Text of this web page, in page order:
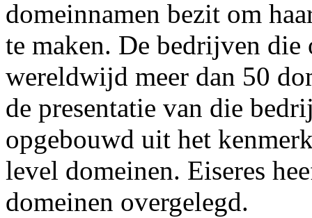
domeinnamen bezit om
te maken. De bedrijven
wereldwijd meer dan 50
de presentatie van die
opgebouwd uit het
level domeinen. Eiseres
domeinen overgelegd.